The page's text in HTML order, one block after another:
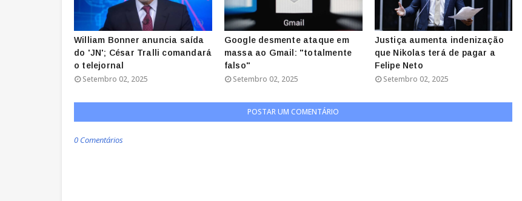
William Bonner anuncia saída
do 'JN'; César Tralli comandará
o telejornal
Setembro 02, 2025
Google desmente ataque em
massa ao Gmail: "totalmente
falso"
Setembro 02, 2025
Justiça aumenta indenização
que Nikolas terá de pagar a
Felipe Neto
Setembro 02, 2025
POSTAR UM COMENTÁRIO
0 Comentários